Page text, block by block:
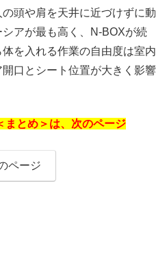
頭や肩を天井に近づけずに動
アが最も高く、N-BOXが続
を入れる作業の自由度は室内
口とシート位置が大きく影響
まとめ＞は、次のページ
ページ